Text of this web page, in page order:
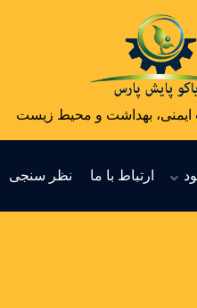
ایمنی، بهداشت و محیط زیست
ارتباط با ما نظر سنجی